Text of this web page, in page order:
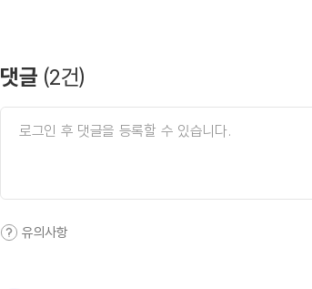
댓글 (2건)
유의사항